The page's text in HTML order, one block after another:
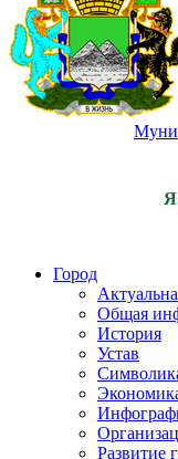
Я
Город
Общая
История
Устав
Развитие